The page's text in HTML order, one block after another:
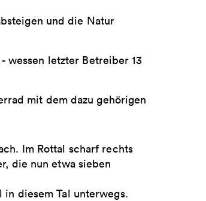
und die Natur
wessen letzter Betreiber 13
mit dem dazu gehörigen
Im Rottal scharf rechts
die nun etwa sieben
diesem Tal unterwegs.